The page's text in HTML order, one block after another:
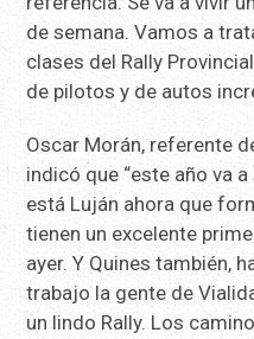
de semana. Vamos a
clases del Rally
de pilotos y de autos
Oscar Morán, referente
indicó que “este año va
está Luján ahora que
tienen un excelente
ayer. Y Quines también,
trabajo la gente de
un lindo Rally. Los